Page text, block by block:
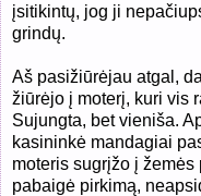
įsitikintų, jog ji
grindų.
Aš pasižiūrėjau atgal,
žiūrėjo į moterį, kuri vis
Sujungta, bet vieniša.
kasininkė mandagiai
moteris sugrįžo į
pabaigė pirkimą,